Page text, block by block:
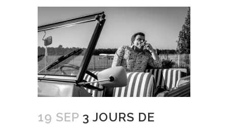
19 SEP 3 JOURS DE